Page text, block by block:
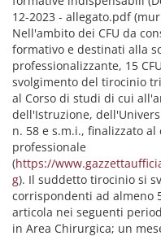
12-2023 - allegato.pdf
Nell'ambito dei CFU da
formativo e destinati alla
professionalizzante, 15
svolgimento del tirocinio
al Corso di studi di cui
dell'Istruzione,
n. 58 e s.m.i., finalizzato
professionale
(https://
g). Il suddetto tirocinio si
corrispondenti ad almeno
articola nei seguenti
in Area Chirurgica; un